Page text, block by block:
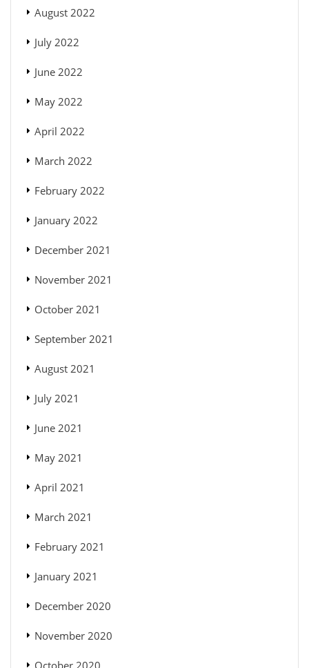
August 2022
July 2022
June 2022
May 2022
April 2022
March 2022
February 2022
January 2022
December 2021
November 2021
October 2021
September 2021
August 2021
July 2021
June 2021
May 2021
April 2021
March 2021
February 2021
January 2021
December 2020
November 2020
October 2020